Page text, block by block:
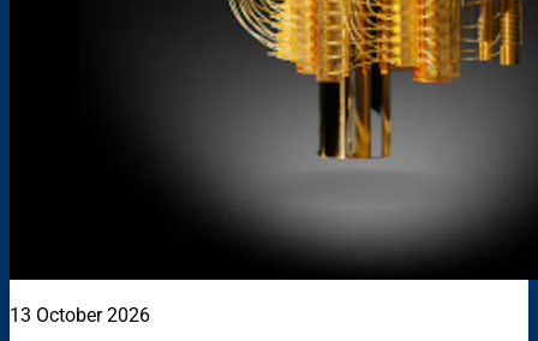
13 October 2026